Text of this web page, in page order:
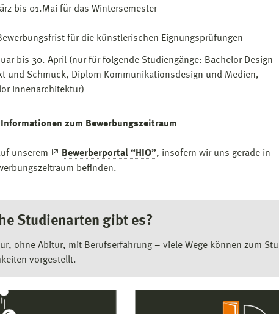
bis 01.Mai für das Wintersemester
für die künstlerischen Eignungsprüfungen
bis 30. April (nur für folgende Studiengänge: Bachelor Design -
und Schmuck, Diplom Kommunikationsdesign und Medien,
Innenarchitektur)
Informationen zum Bewerbungszeitraum
unserem Bewerberportal “HIO”, insofern wir uns gerade in
befinden.
Studienarten gibt es?
ohne Abitur, mit Berufserfahrung – viele Wege können zum
vorgestellt.